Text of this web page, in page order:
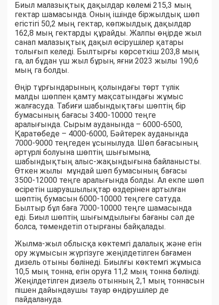
Биыл малазықтық дақылдар көлемі 215,3 мың
гектар шамасында. Оның ішінде біржылдық шөп
егістігі 50,2 мың гектар, көпжылдық дақылдар
162,8 мың гектарды құрайды. Жалпы өңірде жыл
санап малазықтық дақыл өсірушілер қатары
толығып келеді. Былтырғы көрсеткіш 203,8 мың
га, ал бұдан үш жыл бұрын, яғни 2023 жылы 190,6
мың га болды.
Өңір тұрғындарының қолындағы төрт түлік
малды шөппен қамту мақсатындағы жұмыс
жалғасуда. Табиғи шабындықтағы шөптің бір
бумасының бағасы 3400-10000 теңге
аралығында. Сырым ауданында – 6000-6500,
Қаратөбеде – 4000-6000, Бәйтерек ауданында
7000-9000 теңгеден ұсынылуда. Шөп бағасының
әртүрлі болуына шөптің шығымына,
шабындықтың алыс-жақындығына байланысты.
Өткен жылы мұндай шөп бумасының бағасы
3500-12000 теңге аралығында болды. Ал екпе шөп
өсіретін шаруашылықтар өздерінен артылған
шөптің бумасын 6000-10000 теңгеге сатуда.
Былтыр бұл баға 7000-10000 теңге шамасында
еді. Биыл шөптің шығымдылығы бағаны сәл де
болса, төмендетіп отырғаны байқалады.
Жылма-жыл облысқа көктемгі далалық және егін
ору жұмысын жүргізуге жеңілдетілген бағамен
дизель отыны бөлінеді. Биылғы көктемгі жұмыса
10,5 мың тонна, егін оруға 11,2 мың тонна бөлінді.
Жеңілдетілген дизель отынның 2,1 мың тоннасын
пішен дайындаушы тауар өндірушілер де
пайдалануда.